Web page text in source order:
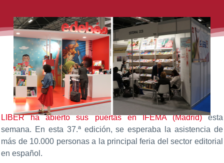
LIBER ha abierto sus puertas en IFEMA (Madrid)esta
semana. En esta 37.ª edición, se esperaba la asistencia de
más de 10.000 personas a la principal feria del sector editorial
en español.